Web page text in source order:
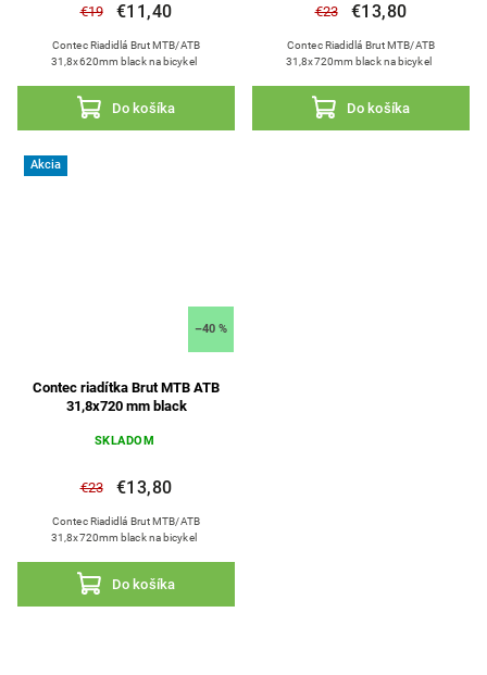
€19 €11,40
Do košíka
Contec Riadidlá Brut MTB/ATB
31,8x620mm black na bicykel
€23 €13,80
Do košíka
Contec Riadidlá Brut MTB/ATB
31,8x720mm black na bicykel
Akcia
–40 %
Contec riadítka Brut MTB ATB
31,8x720 mm black
SKLADOM
€23 €13,80
Do košíka
Contec Riadidlá Brut MTB/ATB
31,8x720mm black na bicykel